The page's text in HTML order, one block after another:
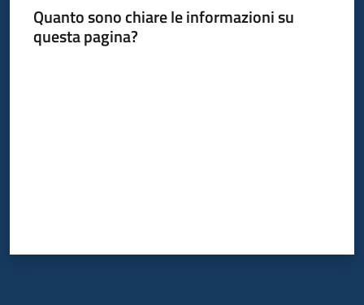
Quanto sono chiare le informazioni su
questa pagina?